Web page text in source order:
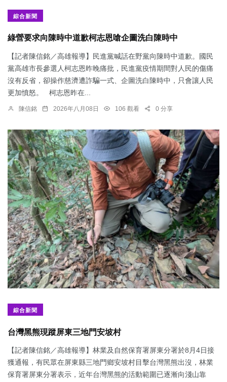
綜合新聞
綠營要求向陳時中道歉柯志恩嗆企圖洗白陳時中
【記者陳信銘／高雄報導】民進黨喊話在野黨向陳時中道歉。國民
黨高雄市長參選人柯志恩昨晚痛批，民進黨疫情期間對人民的傷痛
沒有反省，卻操作慈濟遭詐騙一式、企圖洗白陳時中，只會讓人民
更加憤怒。 柯志恩昨在...
陳信銘 2026年八月08日 106 觀看 0 分享
綜合新聞
台灣黑熊現蹤屏東三地門安坡村
【記者陳信銘／高雄報導】林業及自然保育署屏東分署於8月4日接
獲通報，有民眾在屏東縣三地門鄉安坡村目擊台灣黑熊出沒，林業
保育署屏東分署表示，近年台灣黑熊的活動範圍已逐漸向淺山靠